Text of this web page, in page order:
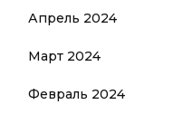
Апрель 2024
Март 2024
Февраль 2024